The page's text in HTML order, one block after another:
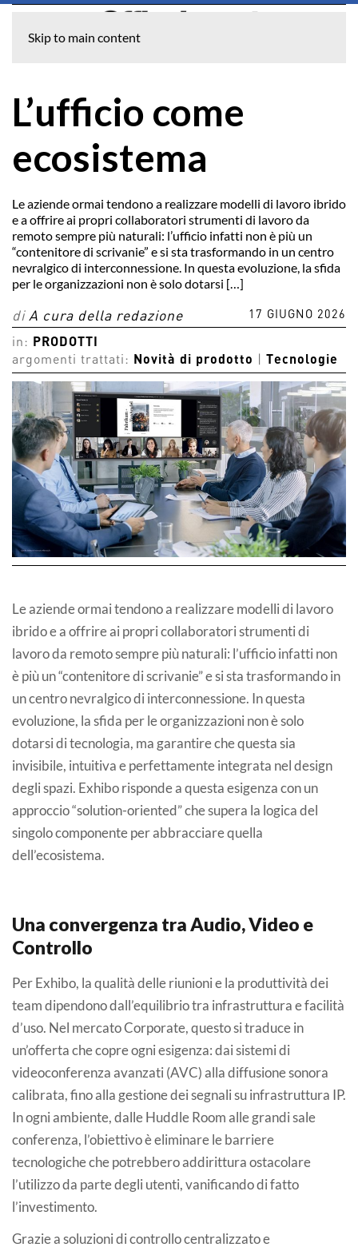
Skip to main content
L’ufficio come
ecosistema
Le aziende ormai tendono a realizzare modelli di lavoro ibrido
e a offrire ai propri collaboratori strumenti di lavoro da
remoto sempre più naturali: l’ufficio infatti non è più un
“contenitore di scrivanie” e si sta trasformando in un centro
nevralgico di interconnessione. In questa evoluzione, la sfida
per le organizzazioni non è solo dotarsi […]
di A cura della redazione 17 GIUGNO 2026
in:
PRODOTTI
argomenti trattati:
Novità di prodotto Tecnologie
Le aziende ormai tendono a realizzare modelli di lavoro
ibrido e a offrire ai propri collaboratori strumenti di
lavoro da remoto sempre più naturali: l’ufficio infatti non
è più un “contenitore di scrivanie” e si sta trasformando in
un centro nevralgico di interconnessione. In questa
evoluzione, la sfida per le organizzazioni non è solo
dotarsi di tecnologia, ma garantire che questa sia
invisibile, intuitiva e perfettamente integrata nel design
degli spazi. Exhibo risponde a questa esigenza con un
approccio “solution-oriented” che supera la logica del
singolo componente per abbracciare quella
dell’ecosistema.
Una convergenza tra Audio, Video e
Controllo
Per Exhibo, la qualità delle riunioni e la produttività dei
team dipendono dall’equilibrio tra infrastruttura e facilità
d’uso. Nel mercato Corporate, questo si traduce in
un’offerta che copre ogni esigenza: dai sistemi di
videoconferenza avanzati (AVC) alla diffusione sonora
calibrata, fino alla gestione dei segnali su infrastruttura IP.
In ogni ambiente, dalle Huddle Room alle grandi sale
conferenza, l’obiettivo è eliminare le barriere
tecnologiche che potrebbero addirittura ostacolare
l’utilizzo da parte degli utenti, vanificando di fatto
l’investimento.
Grazie a soluzioni di controllo centralizzato e